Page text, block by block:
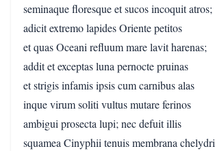
seminaque floresque et sucos incoquit atros;
adicit extremo lapides Oriente petitos
et quas Oceani refluum mare lavit harenas;
addit et exceptas luna pernocte pruinas
et strigis infamis ipsis cum carnibus alas
inque virum soliti vultus mutare ferinos
ambigui prosecta lupi; nec defuit illis
squamea Cinyphii tenuis membrana chelydri